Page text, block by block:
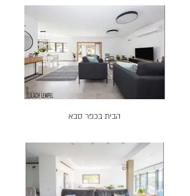
הבית בכפר סבא